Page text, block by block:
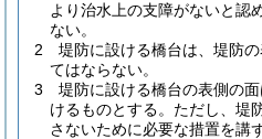
より治水上の支障がないと認
ない。
2
堤防に設ける橋台は、堤防
てはならない。
3
堤防に設ける橋台の表側の
けるものとする。 ただし、堤
さないために必要な措置を講